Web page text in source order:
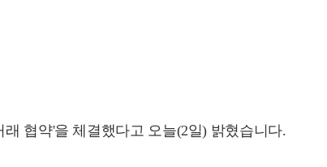
협약'을 체결했다고 오늘(2일) 밝혔습니다.